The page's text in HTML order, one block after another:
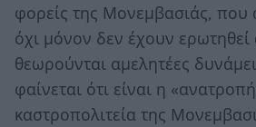
φορείς της Μονεμβασιάς, που
όχι μόνον δεν έχουν
θεωρούνται αμελητέες
φαίνεται ότι είναι η
καστροπολιτεία της